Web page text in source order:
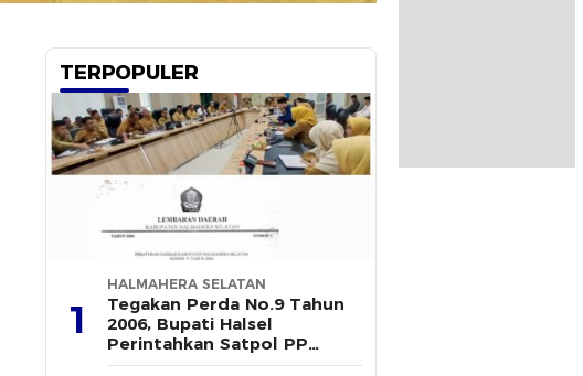
TERPOPULER
1
HALMAHERA SELATAN
Tegakan Perda No.9 Tahun
2006, Bupati Halsel
Perintahkan Satpol PP
Terus Gelar Razia